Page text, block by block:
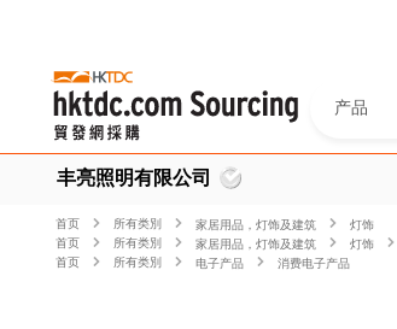
产品
丰亮照明有限公司
首页 所有类別 家居用品，灯饰及建筑
灯饰
首页
所有类別 家居用品，灯饰及建筑 灯饰
首页
所有类別 电子产品 消费电子产品